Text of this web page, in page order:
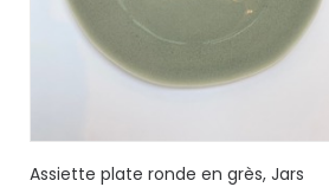
Assiette plate ronde en grès, Jars